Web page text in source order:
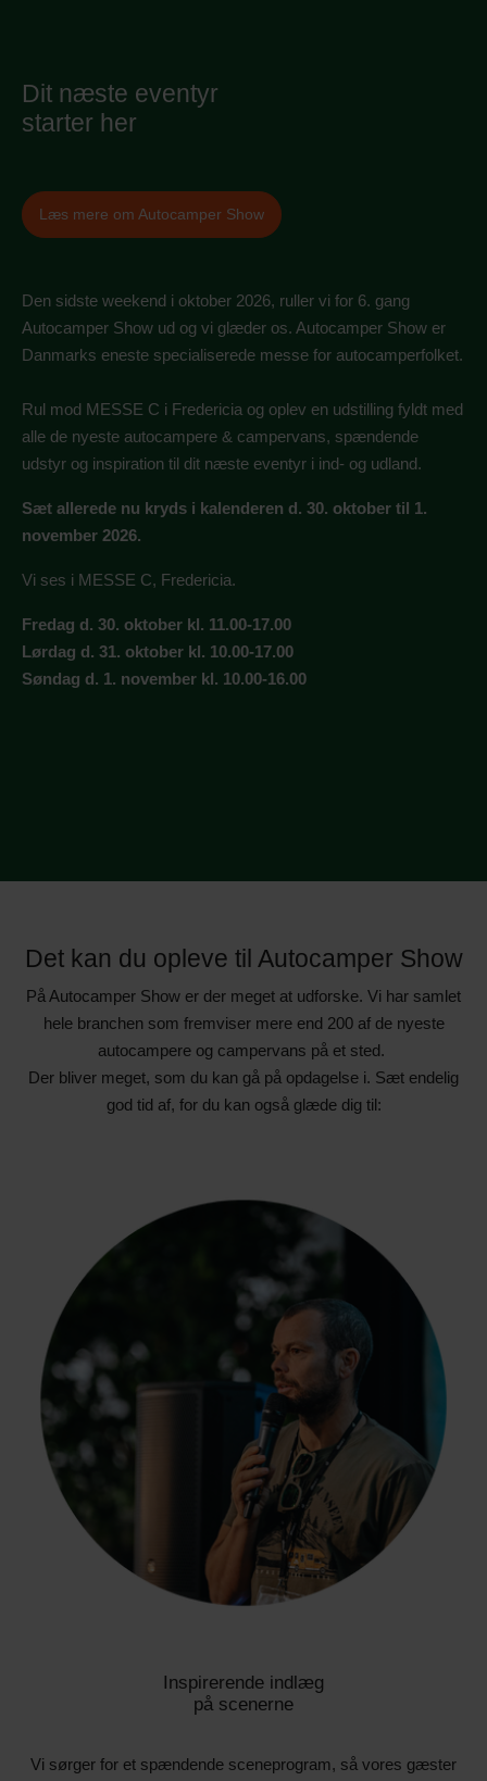
Dit næste eventyr
starter her
Læs mere om Autocamper Show
Den sidste weekend i oktober 2026, ruller vi for 6. gang
Autocamper Show ud og vi glæder os. Autocamper Show er
Danmarks eneste specialiserede messe for autocamperfolket.
Rul mod MESSE C i Fredericia og oplev en udstilling fyldt med
alle de nyeste autocampere & campervans, spændende
udstyr og inspiration til dit næste eventyr i ind- og udland.
Sæt allerede nu kryds i kalenderen d. 30. oktober til 1.
november 2026.
Vi ses i MESSE C, Fredericia.
Fredag d. 30. oktober kl. 11.00-17.00
Lørdag d. 31. oktober kl. 10.00-17.00
Søndag d. 1. november kl. 10.00-16.00
Det kan du opleve til Autocamper Show
På Autocamper Show er der meget at udforske. Vi har samlet
hele branchen som fremviser mere end 200 af de nyeste
autocampere og campervans på et sted.
Der bliver meget, som du kan gå på opdagelse i. Sæt endelig
god tid af, for du kan også glæde dig til:
Inspirerende indlæg
på scenerne
Vi sørger for et spændende sceneprogram, så vores gæster